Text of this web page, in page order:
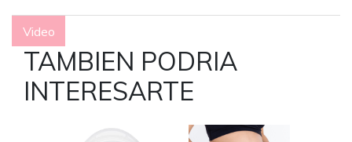
Video
TAMBIEN PODRIA
INTERESARTE